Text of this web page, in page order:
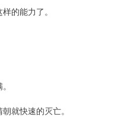
的能力了。
就快速的灭亡。